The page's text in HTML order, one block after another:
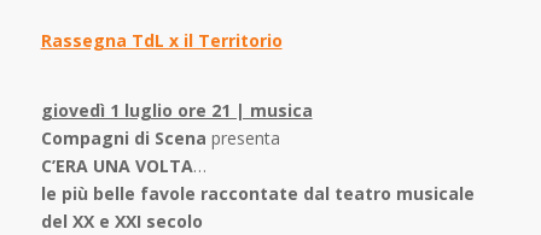
Rassegna TdL x il Territorio
giovedì 1 luglio ore 21 | musica
Compagni di Scena presenta
C’ERA UNA VOLTA…
le più belle favole raccontate dal teatro musicale
del XX e XXI secolo